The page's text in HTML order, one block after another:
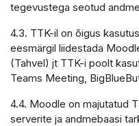
tegevustega seotud
4.3. TTK-il on õigus
eesmärgil liidestada
(Tahvel) jt TTK-i poolt
Teams Meeting,
4.4. Moodle on majutatud
serverite ja andmebaasi